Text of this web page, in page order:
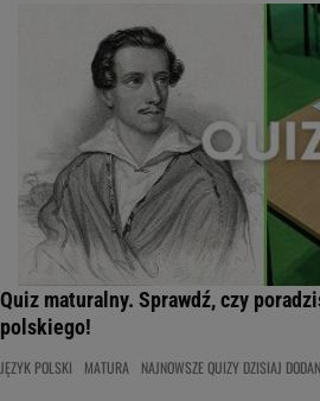
Quiz maturalny. Sprawdź, czy
polskiego!
JĘZYK POLSKI MATURA NAJNOWSZE QUIZY DZISIAJ